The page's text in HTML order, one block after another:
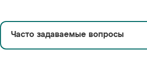
Часто задаваемые вопросы